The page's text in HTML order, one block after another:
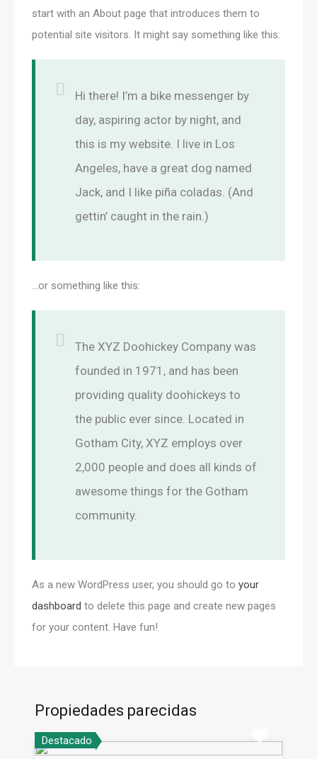
start with an About page that introduces them to
potential site visitors. It might say something like this:
Hi there! I’m a bike messenger by
day, aspiring actor by night, and
this is my website. I live in Los
Angeles, have a great dog named
Jack, and I like piña coladas. (And
gettin’ caught in the rain.)
…or something like this:
The XYZ Doohickey Company was
founded in 1971, and has been
providing quality doohickeys to
the public ever since. Located in
Gotham City, XYZ employs over
2,000 people and does all kinds of
awesome things for the Gotham
community.
As a new WordPress user, you should go to your
dashboard to delete this page and create new pages
for your content. Have fun!
Propiedades parecidas
Destacado